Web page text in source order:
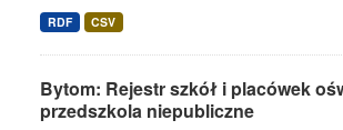
RDF CSV
Bytom: Rejestr szkół i placówek
przedszkola niepubliczne